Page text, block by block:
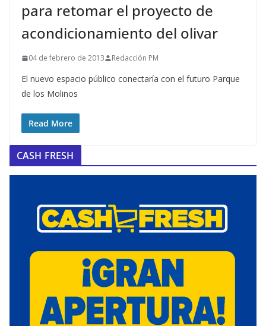
para retomar el proyecto de
acondicionamiento del olivar
04 de febrero de 2013 Redacción PM
El nuevo espacio público conectaría con el futuro Parque
de los Molinos
Read More
CASH FRESH